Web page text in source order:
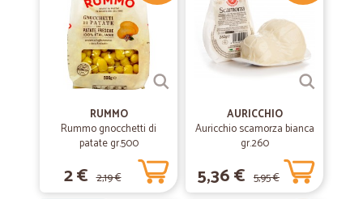
RUMMO
Rummo gnocchetti di
patate gr.500
2 € 2,19 €
AURICCHIO
Auricchio scamorza bianca
gr.260
5,36 € 5,95 €